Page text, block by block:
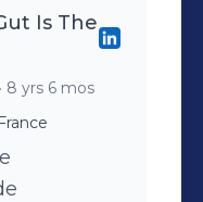
Is The
· 8 yrs 6 mos